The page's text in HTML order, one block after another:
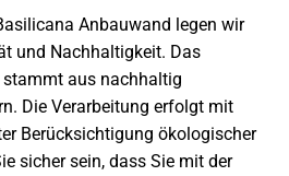
Anbauwand legen wir
und Nachhaltigkeit. Das
aus nachhaltig
Die Verarbeitung erfolgt mit
Berücksichtigung ökologischer
sicher sein, dass Sie mit der